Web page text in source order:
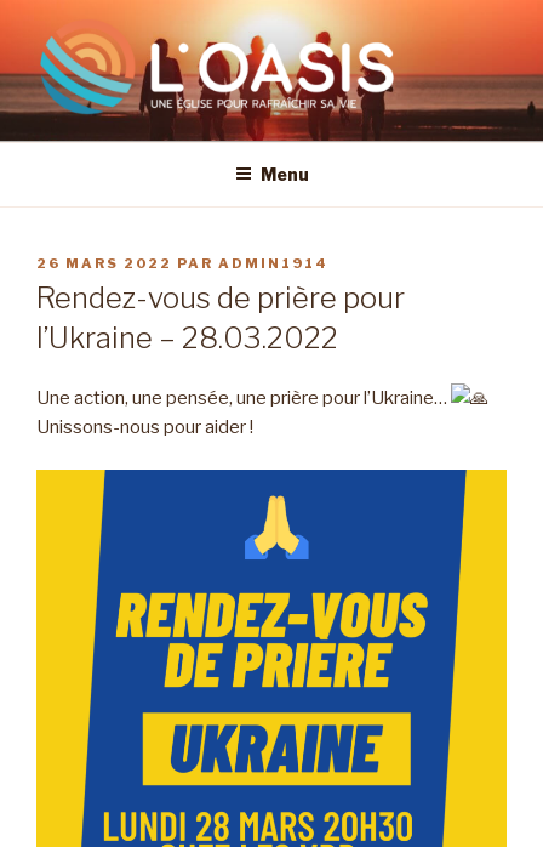
contenu
principal
Menu
PUBLIÉ
LE
26 MARS 2022 PAR ADMIN1914
Rendez-vous de prière pour
l’Ukraine – 28.03.2022
Une action, une pensée, une prière pour l’Ukraine…
Unissons-nous pour aider !